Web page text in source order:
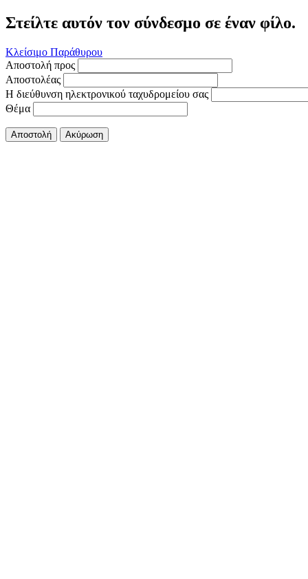
Στείλτε αυτόν τον σύνδεσμο σε έναν φίλο.
Κλείσιμο Παράθυρου
Αποστολή προς
Αποστολέας
Η διεύθυνση ηλεκτρονικού ταχυδρομείου σας
Θέμα
Αποστολή Ακύρωση